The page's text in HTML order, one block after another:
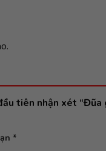
tiên nhận xét “Đũa
*